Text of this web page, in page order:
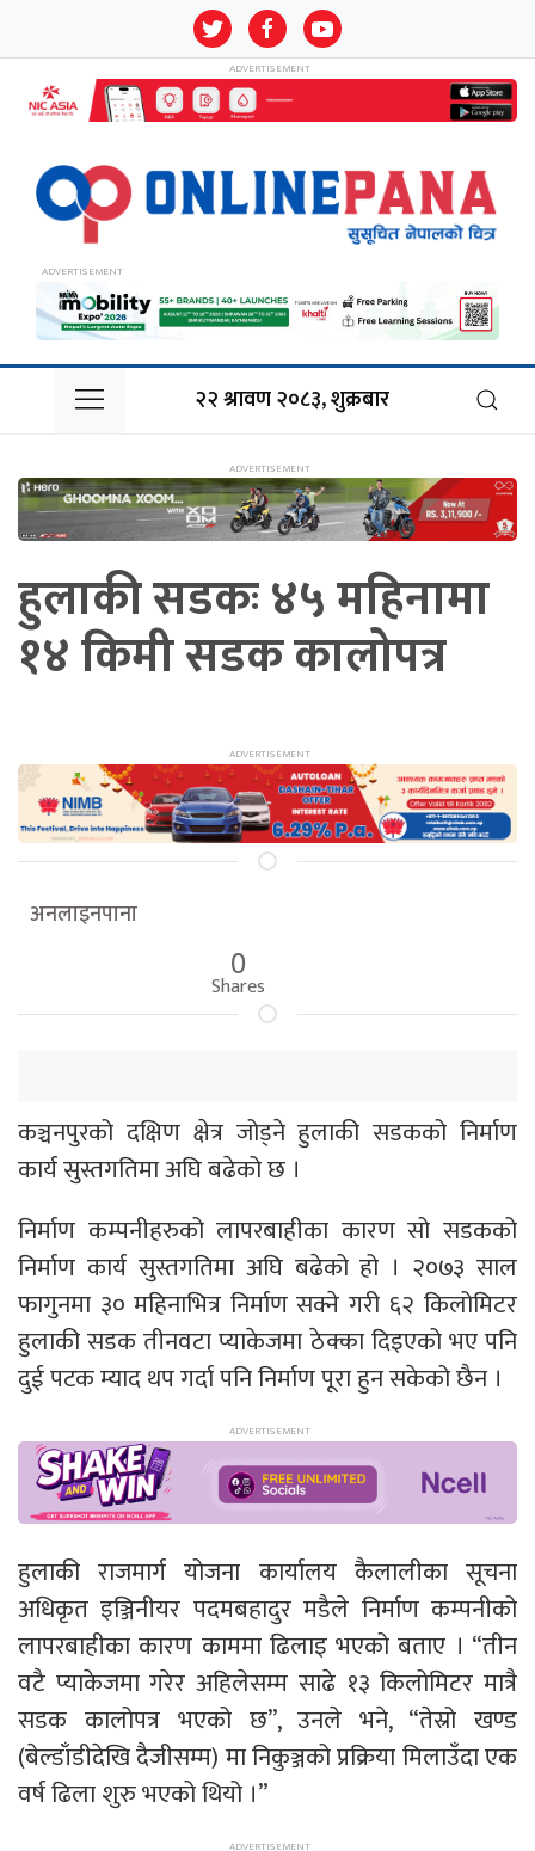
२२ श्रावण २०८३, शुक्रबार
हुलाकी सडकः ४५ महिनामा
१४ किमी सडक कालोपत्र
अनलाइनपाना
0
Shares
कञ्चनपुरको दक्षिण क्षेत्र जोड्ने हुलाकी सडकको निर्माण
कार्य सुस्तगतिमा अघि बढेको छ ।
निर्माण कम्पनीहरुको लापरबाहीका कारण सो सडकको
निर्माण कार्य सुस्तगतिमा अघि बढेको हो । २०७३ साल
फागुनमा ३० महिनाभित्र निर्माण सक्ने गरी ६२ किलोमिटर
हुलाकी सडक तीनवटा प्याकेजमा ठेक्का दिइएको भए पनि
दुई पटक म्याद थप गर्दा पनि निर्माण पूरा हुन सकेको छैन ।
हुलाकी राजमार्ग योजना कार्यालय कैलालीका सूचना
अधिकृत इञ्जिनीयर पदमबहादुर मडैले निर्माण कम्पनीको
लापरबाहीका कारण काममा ढिलाइ भएको बताए । “तीन
वटै प्याकेजमा गरेर अहिलेसम्म साढे १३ किलोमिटर मात्रै
सडक कालोपत्र भएको छ”, उनले भने, “तेस्रो खण्ड
(बेल्डाँडीदेखि दैजीसम्म) मा निकुञ्जको प्रक्रिया मिलाउँदा एक
वर्ष ढिला शुरु भएको थियो ।”